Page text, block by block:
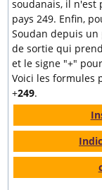
soudanais, il n'est
pays 249. Enfin,
Soudan depuis
de sortie qui
et le signe "+"
Voici les formules
+249.